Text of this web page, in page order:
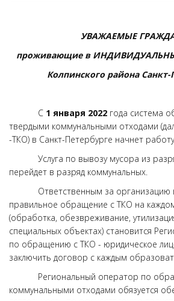
УВАЖАЕМЫЕ
проживающие в
Колпинского района Санкт-
С 1 января 2022 года система
твердыми коммунальными отходами
-ТКО) в Санкт-Петербурге начнет
Услуга по вывозу мусора из
перейдет в разряд коммунальных.
Ответственным за организацию
правильное обращение с ТКО на
(обработка, обезвреживание,
специальных объектах) становится
по обращению с ТКО - юридическое
заключить договор с каждым
Региональный оператор по
коммунальными отходами обязуется